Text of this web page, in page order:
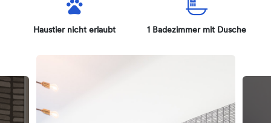
Haustier nicht erlaubt 1 Badezimmer mit Dusche